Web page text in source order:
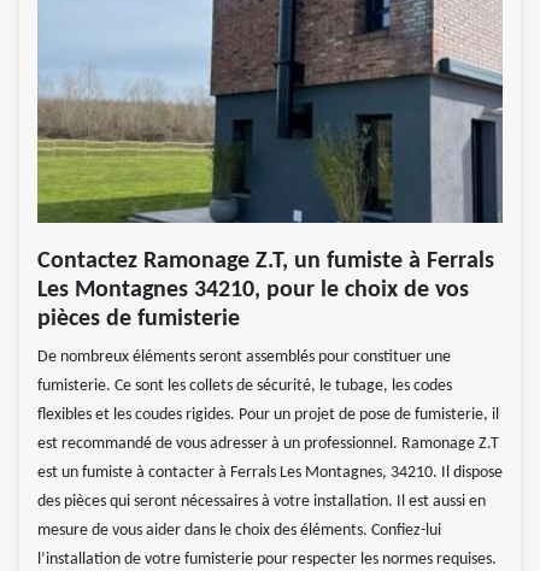
Contactez Ramonage Z.T, un fumiste à Ferrals
Les Montagnes 34210, pour le choix de vos
pièces de fumisterie
De nombreux éléments seront assemblés pour constituer une
fumisterie. Ce sont les collets de sécurité, le tubage, les codes
flexibles et les coudes rigides. Pour un projet de pose de fumisterie, il
est recommandé de vous adresser à un professionnel. Ramonage Z.T
est un fumiste à contacter à Ferrals Les Montagnes, 34210. Il dispose
des pièces qui seront nécessaires à votre installation. Il est aussi en
mesure de vous aider dans le choix des éléments. Confiez-lui
l’installation de votre fumisterie pour respecter les normes requises.